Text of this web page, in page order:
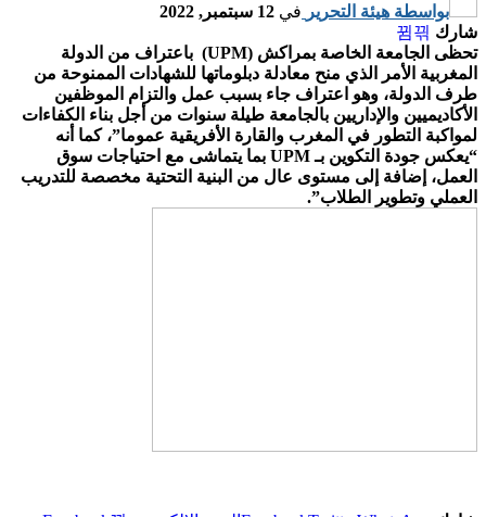
بواسطة هيئة التحرير في 12 سبتمبر, 2022
شارك
تحظى الجامعة الخاصة بمراكش (UPM) باعتراف من الدولة
المغربية الأمر الذي منح معادلة دبلوماتها للشهادات الممنوحة من
طرف الدولة، وهو اعتراف جاء بسبب عمل والتزام الموظفين
الأكاديميين والإداريين بالجامعة طيلة سنوات من أجل بناء الكفاءات
لمواكبة التطور في المغرب والقارة الأفريقية عموما”، كما أنه
“يعكس جودة التكوين بـ UPM بما يتماشى مع احتياجات سوق
العمل، إضافة إلى مستوى عال من البنية التحتية مخصصة للتدريب
العملي وتطوير الطلاب”.